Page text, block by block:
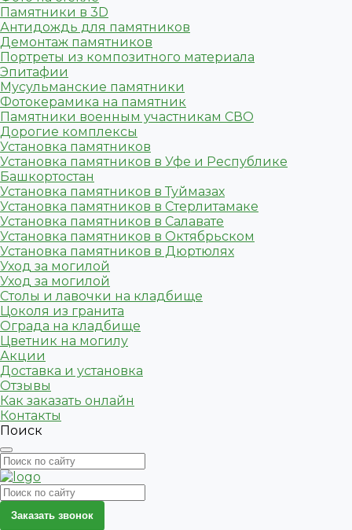
Памятники в 3D
Антидождь для памятников
Демонтаж памятников
Портреты из композитного материала
Эпитафии
Мусульманские памятники
Фотокерамика на памятник
Памятники военным участникам СВО
Дорогие комплексы
Установка памятников
Установка памятников в Уфе и Республике
Башкортостан
Установка памятников в Туймазах
Установка памятников в Стерлитамаке
Установка памятников в Салавате
Установка памятников в Октябрьском
Установка памятников в Дюртюлях
Уход за могилой
Уход за могилой
Столы и лавочки на кладбище
Цоколя из гранита
Ограда на кладбище
Цветник на могилу
Акции
Доставка и установка
Отзывы
Как заказать онлайн
Контакты
Поиск
Заказать звонок